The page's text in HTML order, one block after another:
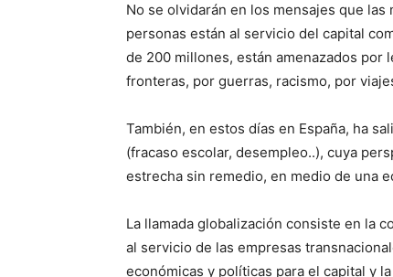
No se olvidarán en los mensajes que
personas están al servicio del capital
de 200 millones, están amenazados
fronteras, por guerras, racismo, por
También, en estos días en España, ha
(fracaso escolar, desempleo..), cuya
estrecha sin remedio, en medio de una
La llamada globalización consiste en la
al servicio de las empresas
económicas y políticas para el capital y